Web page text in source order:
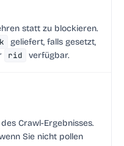
statt zu blockieren.
geliefert, falls gesetzt,
rid verfügbar.
Crawl-Ergebnisses.
Sie nicht pollen